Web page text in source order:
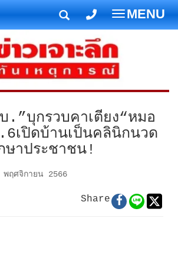
T
o
g
g
l
e
n
a
v
t
MENU
.”บุกรวบคาเตียง“หมอ
เปิดบ้านเป็นคลินิกนวด
ษาประชาชน!
พฤศจิกายน 2566
Share